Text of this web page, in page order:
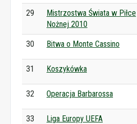
29
Mistrzostwa Świata w Piłce
Nożnej 2010
30 Bitwa o Monte Cassino
31 Koszykówka
32 Operacja Barbarossa
33 Liga Europy UEFA